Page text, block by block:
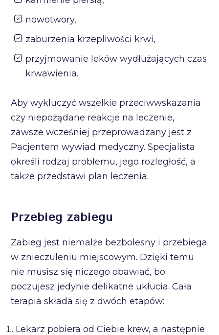
nowotwory,
zaburzenia krzepliwości krwi,
przyjmowanie leków wydłużających czas
krwawienia.
Aby wykluczyć wszelkie przeciwwskazania
czy niepożądane reakcje na leczenie,
zawsze wcześniej przeprowadzany jest z
Pacjentem wywiad medyczny. Specjalista
określi rodzaj problemu, jego rozległość, a
także przedstawi plan leczenia.
Przebieg zabiegu
Zabieg jest niemalże bezbolesny i przebiega
w znieczuleniu miejscowym. Dzięki temu
nie musisz się niczego obawiać, bo
poczujesz jedynie delikatne ukłucia. Cała
terapia składa się z dwóch etapów:
Lekarz pobiera od Ciebie krew, a następnie